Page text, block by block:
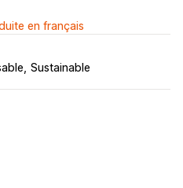
en français
Sustainable